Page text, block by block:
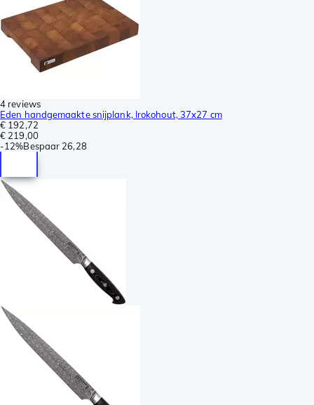
4 reviews
Eden handgemaakte snijplank, Irokohout, 37x27 cm
€ 192,72
€ 219,00
-12%Bespaar 26,28